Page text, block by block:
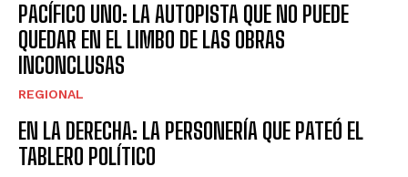
PACÍFICO UNO: LA AUTOPISTA QUE NO PUEDE
QUEDAR EN EL LIMBO DE LAS OBRAS
INCONCLUSAS
REGIONAL
EN LA DERECHA: LA PERSONERÍA QUE PATEÓ EL
TABLERO POLÍTICO